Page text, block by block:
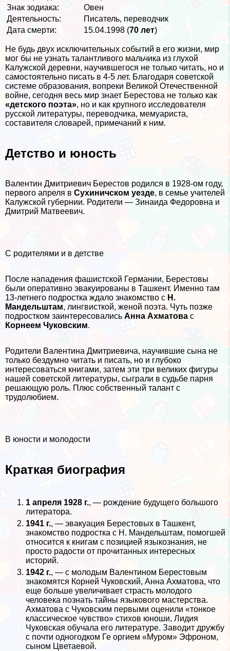
Знак зодиака:
Овен
Деятельность:
Писатель, переводчик
Дата cмepти:
15.04.1998 (70 лет)
Не будь двух исключительных событий в его жизни, мир
мог бы не узнать талантливого мальчика из глухой
Калужской деревни, научившегося не только читать, но и
самостоятельно писать в 4-5 лет. Благодаря советской
системе образования, вопреки Великой Отечественной
войне, сегодня весь мир знает Берестова не только как
«детского поэта», но и как крупного исследователя
русской литературы, переводчика, мемуариста,
составителя словарей, примечаний к ним.
Детство и юность
Валентин Дмитриевич Берестов родился в 1928-ом году,
первого апреля в Сухиничском уезде, в семье учителей
Калужской губернии. Родители — Зинаида Федоровна и
Дмитрий Матвеевич.
С родителями и в детстве
После нападения фашистской Германии, Берестовы
были оперативно эвакуированы в Ташкент. Именно там
13-летнего подростка ждало знакомство с Н.
Maндельштам, лингвисткой, женой поэта. Чуть позже
подростком заинтересовались Анна Ахматова с
Корнеем Чуковским.
Родители Валентина Дмитриевича, научившие сына не
только бездумно читать и писать, но и глубоко
интересоваться книгами, затем эти три великих фигуры
нашей советской литературы, сыграли в судьбе парня
решающую роль. Плюс собственный талант с
трудолюбием.
В юности и молодости
Краткая биография
1 апреля 1928 г., — рождение будущего большого
литератора.
1941 г., — эвакуация Берестовых в Ташкент,
знакомство подростка с Н. Maндельштам, помогшей
относится к книгам с позицией языкознания, не
просто радости от прочитанных интересных
историй.
1942 г., — с молодым Валентином Берестовым
знакомятся Корней Чуковский, Анна Ахматова, что
еще больше увеличивает страсть молодого
человека познать тайны языкового мастерства.
Ахматова с Чуковским первыми оценили «тонкое
классическое чувство» стихов юноши, Лидия
Чуковская обучала его литературе. Заводит дружбу
с почти одногодком Ге opгием «Муром» Эфроном,
сыном Цветаевой.